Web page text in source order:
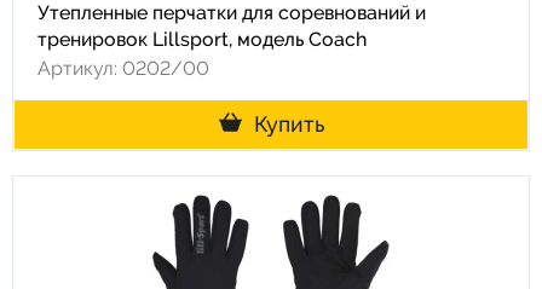
Утепленные перчатки для соревнований и
тренировок Lillsport, модель Coach
Артикул: 0202/00
Купить